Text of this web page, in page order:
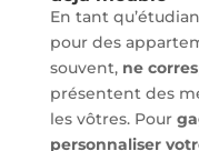
En tant
pour des
souvent, ne
présentent des
les vôtres. Pour
personnaliser